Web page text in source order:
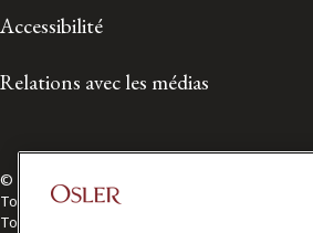
Accessibilité
Relations avec les médias
© 2026 Osler, Hoskin & Harcourt S.E.N.C.R.L./s.r.l.
Tous droits réservés
Toronto | Montréal | Calgary | Vancouver |